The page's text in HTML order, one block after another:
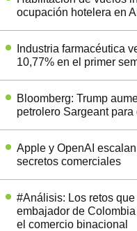
ocupación hotelera en
Industria farmacéutica
10,77% en el primer
Bloomberg: Trump
petrolero Sargeant
Apple y OpenAI
secretos comerciales
#Análisis: Los retos
embajador de
el comercio binacional